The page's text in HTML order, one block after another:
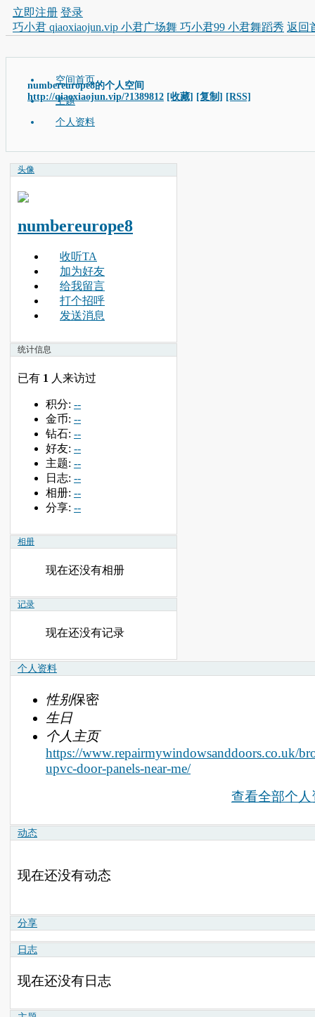
立即注册 登录
巧小君 qiaoxiaojun.vip 小君广场舞 巧小君99 小君舞蹈秀 返回
numbereurope8的个人空间
http://qiaoxiaojun.vip/?1389812 [收藏] [复制] [RSS]
空间首页
主题
个人资料
头像
numbereurope8
收听TA
加为好友
给我留言
打个招呼
发送消息
统计信息
已有 1 人来访过
积分: --
金币: --
钻石: --
好友: --
主题: --
日志: --
相册: --
分享: --
相册
现在还没有相册
记录
现在还没有记录
个人资料
性别保密
生日
个人主页
https://www.repairmywindowsanddoors.co.uk/
upvc-door-panels-near-me/
查看全部个人
动态
现在还没有动态
分享
日志
现在还没有日志